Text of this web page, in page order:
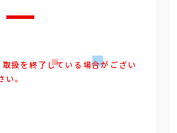
扱を終了している場合がござい
。